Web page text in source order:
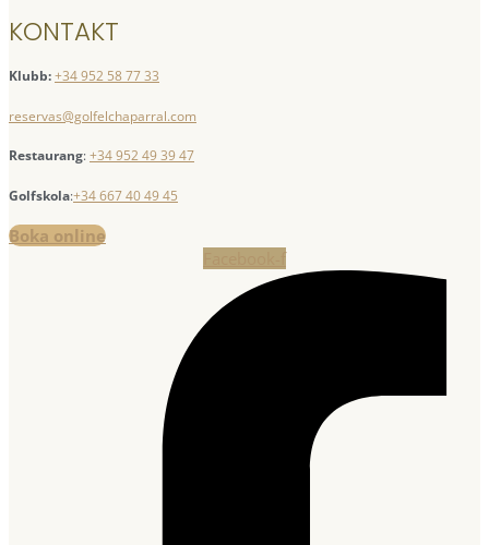
KONTAKT
Klubb:+34 952 58 77 33
reservas@golfelchaparral.com
Restaurang:+34 952 49 39 47
Golfskola:+34 667 40 49 45
Boka online